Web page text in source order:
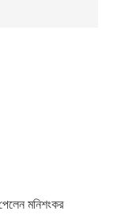
মনিশংকর